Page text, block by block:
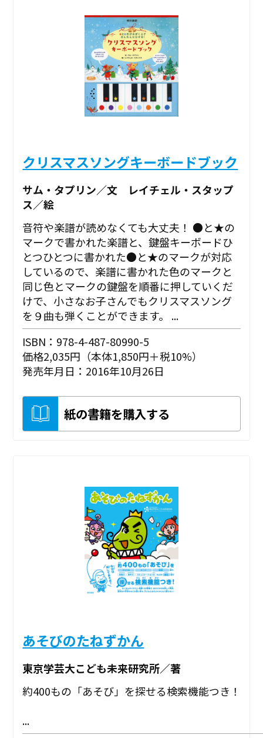
クリスマスソングキーボードブック
サム・タプリン／文 レイチェル・スタップ
ス／絵
音符や楽譜が読めなくても大丈夫！ ●と★の
マークで書かれた楽譜と、鍵盤キーボードひ
とつひとつに書かれた●と★のマークが対応
しているので、楽譜に書かれた色のマークと
同じ色とマークの鍵盤を順番に押していくだ
けで、小さなお子さんでもクリスマスソング
を９曲も弾くことができます。 ...
ISBN：978-4-487-80990-5
価格2,035円（本体1,850円＋税10%）
発売年月日：2016年10月26日
紙の書籍を購入する
あそびのたねずかん
東京学芸大こども未来研究所／著
約400もの「あそび」を探せる検索機能つき！
...